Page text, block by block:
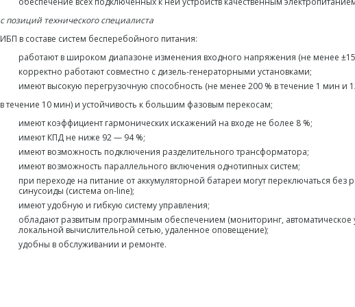
с позиций технического специалиста
ИБП в составе систем бесперебойного питания:
работают в широком диапазоне изменения входного напряжения (не менее ±15
корректно работают совместно с дизель-генераторными установками;
имеют высокую перегрузочную способность (не менее 200 % в течение 1 мин и
в течение 10 мин) и устойчивость к большим фазовым перекосам;
имеют коэффициент гармонических искажений на входе не более 8 %;
имеют КПД не ниже 92 — 94 %;
имеют возможность подключения разделительного трансформатора;
имеют возможность параллельного включения однотипных систем;
при переходе на питание от аккумуляторной батареи могут переключаться без
синусоиды (система on-line);
имеют удобную и гибкую систему управления;
обладают развитым программным обеспечением (мониторинг, автоматическое
локальной вычислительной сетью, удаленное оповещение);
удобны в обслуживании и ремонте.